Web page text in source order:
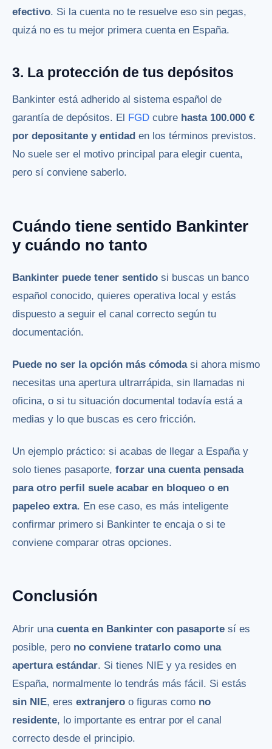
efectivo. Si la cuenta no te resuelve eso sin pegas,
quizá no es tu mejor primera cuenta en España.
3. La protección de tus depósitos
Bankinter está adherido al sistema español de
garantía de depósitos. El
FGD cubre hasta 100.000 €
por depositante y entidad en los términos previstos.
No suele ser el motivo principal para elegir cuenta,
pero sí conviene saberlo.
Cuándo tiene sentido Bankinter
y cuándo no tanto
Bankinter puede tener sentido si buscas un banco
español conocido, quieres operativa local y estás
dispuesto a seguir el canal correcto según tu
documentación.
Puede no ser la opción más cómodasi ahora mismo
necesitas una apertura ultrarrápida, sin llamadas ni
oficina, o si tu situación documental todavía está a
medias y lo que buscas es cero fricción.
Un ejemplo práctico: si acabas de llegar a España y
solo tienes pasaporte, forzar una cuenta pensada
para otro perfil suele acabar en bloqueo o en
papeleo extra. En ese caso, es más inteligente
confirmar primero si Bankinter te encaja o si te
conviene comparar otras opciones.
Conclusión
Abrir una cuenta en Bankinter con pasaporte sí es
posible, pero no conviene tratarlo como una
apertura estándar. Si tienes NIE y ya resides en
España, normalmente lo tendrás más fácil. Si estás
sin NIE, eres extranjero o figuras como no
residente, lo importante es entrar por el canal
correcto desde el principio.